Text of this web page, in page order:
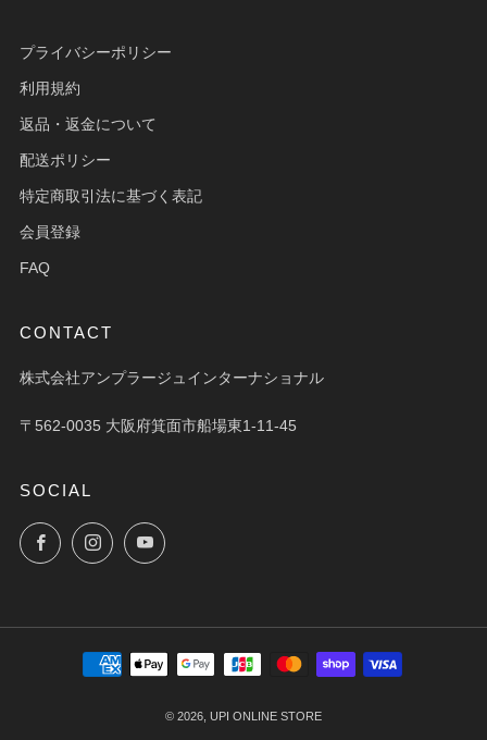
プライバシーポリシー
利用規約
返品・返金について
配送ポリシー
特定商取引法に基づく表記
会員登録
FAQ
CONTACT
株式会社アンプラージュインターナショナル
〒562-0035 大阪府箕面市船場東1-11-45
SOCIAL
FacebookInstagramYouTube
© 2026, UPI ONLINE STORE